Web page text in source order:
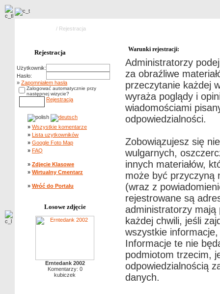
/ Rejestracja
Rejestracja
Użytkownik:
Hasło:
» Zapomniałem hasła
Zalogować automatycznie przy
następnej wizycie?
Rejestracja
» Wszystkie komentarze
» Lista uzytkowników
» Google Foto Map
» FAQ
» Zdjęcie Klasowe
» Wirtualny Cmentarz
» Wróć do Portalu
Losowe zdjęcie
Erntedank 2002
Komentarzy: 0
kubiczek
Warunki rejestracji:
Administratorzy
za obraźliwe
przeczytanie każdej
wyraża poglądy i
wiadomościami
odpowiedzialności.
Zobowiązujesz się
wulgarnych,
innych materiałów,
może być przyczyną
(wraz z
rejestrowane są
administratorzy mają
każdej chwili, jeśli
wszystkie
Informacje te nie
podmiotom trzecim,
odpowiedzialnością
danych.